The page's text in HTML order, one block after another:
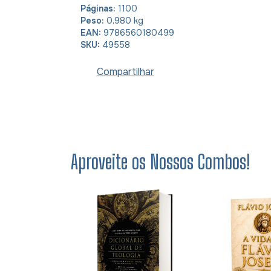
Páginas: 1100
Peso: 0,980 kg
EAN: 9786560180499
SKU: 49558
Compartilhar
Aproveite os Nossos Combos!